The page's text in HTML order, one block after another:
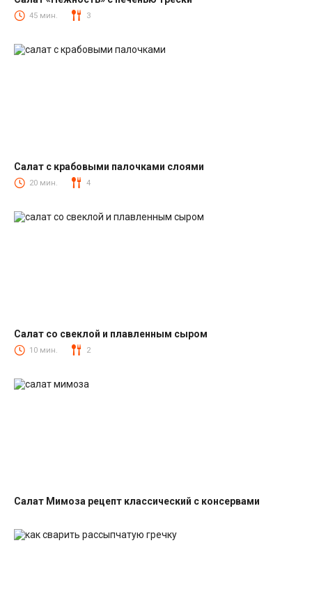
Салаты из печени трески
45 мин. 3
Салаты с крабовыми палочками
Салат с крабовыми палочками слоями
20 мин. 4
Салаты со свеклой
Салат со свеклой и плавленным сыром
10 мин. 2
Салат Мимоза рецепт классический с консервами